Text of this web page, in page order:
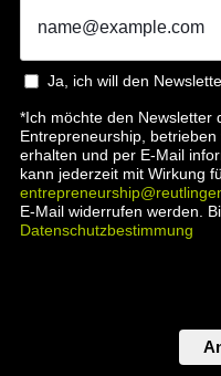
Ja, ich will den
*Ich möchte den Newsletter
Entrepreneurship,
erhalten und per E-Mail
kann jederzeit mit Wirkung
E-Mail widerrufen werden.
Datenschutzbestimmung